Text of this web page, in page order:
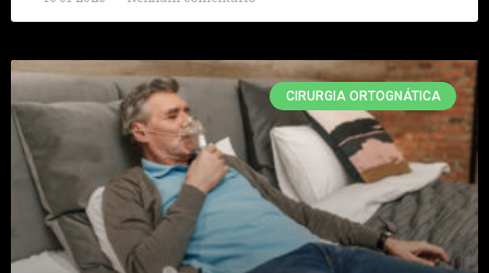
CIRURGIA ORTOGNÁTICA